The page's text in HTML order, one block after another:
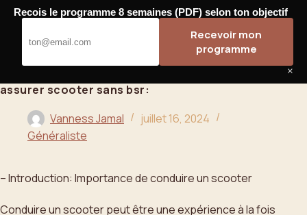
Passer
contenu
Bahoo
assurer scooter sans bsr:
Vanness Jamal
juillet 16, 2024
Généraliste
– Introduction: Importance de conduire un scooter
Conduire un scooter peut être une expérience à la fois
Recois le programme 8 semaines (PDF) selon ton objectif
Recevoir mon
programme
×